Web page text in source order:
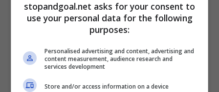
“Non è facile creare occasioni contro loro con un
passerella”.
stopandgoal.net asks for your consent to
use your personal data for the following
purposes:
Personalised advertising and content, advertising and
content measurement, audience research and
services development
Store and/or access information on a device